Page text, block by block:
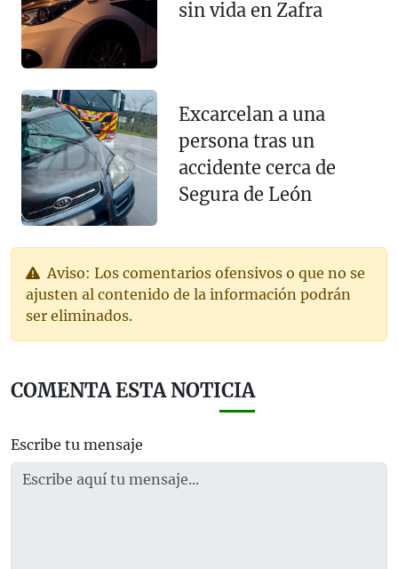
sin vida en Zafra
Excarcelan a una
persona tras un
accidente cerca de
Segura de León
Aviso: Los comentarios ofensivos o que no se
ajusten al contenido de la información podrán
ser eliminados.
COMENTA ESTA NOTICIA
Escribe tu mensaje